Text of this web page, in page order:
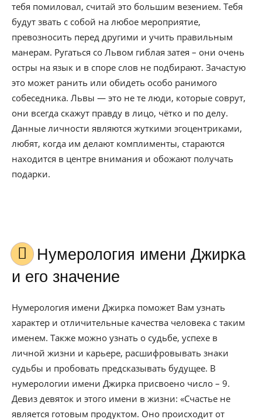
тебя помиловал, считай это большим везением. Тебя
будут звать с собой на любое мероприятие,
превозносить перед другими и учить правильным
манерам. Ругаться со Львом гиблая затея – они очень
остры на язык и в споре слов не подбирают. Зачастую
это может ранить или обидеть особо ранимого
собеседника. Львы — это не те люди, которые соврут,
они всегда скажут правду в лицо, чётко и по делу.
Данные личности являются жуткими эгоцентриками,
любят, когда им делают комплименты, стараются
находится в центре внимания и обожают получать
подарки.
Нумерология имени Джирка
и его значение
Нумерология имени Джирка поможет Вам узнать
характер и отличительные качества человека с таким
именем. Также можно узнать о судьбе, успехе в
личной жизни и карьере, расшифровывать знаки
судьбы и пробовать предсказывать будущее. В
нумерологии имени Джирка присвоено число – 9.
Девиз девяток и этого имени в жизни: «Счастье не
является готовым продуктом. Оно происходит от